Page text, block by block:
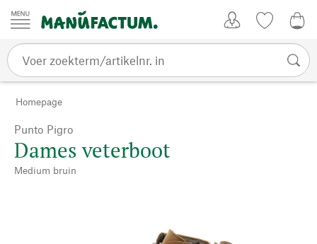
Passer au contenu
Homepage
Punto Pigro
Dames veterboot
Medium bruin